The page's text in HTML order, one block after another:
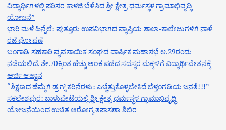
ವಿದ್ಯಾರ್ಥಿಗಳಲ್ಲಿ ಪರಿಸರ ಕಾಳಜಿ ಬೆಳೆಸಿದ ಶ್ರೀ ಕ್ಷೇತ್ರ ಧರ್ಮಸ್ಥಳ ಗ್ರಾಮಾಭಿವೃದ್ಧಿ
ಯೋಜನೆ”
ಭಾರಿ ಮಳೆ ಹಿನ್ನೆಲೆ: ಪುತ್ತೂರು ಉಪವಿಭಾಗದ ವ್ಯಾಪ್ತಿಯ ಶಾಲಾ-ಕಾಲೇಜುಗಳಿಗೆ ನಾಳೆ
ರಜೆ ಘೋಷಣೆ
ಬಂಗಾಡಿ ಸಹಕಾರಿ ವ್ಯವಸಾಯಿಕ ಸಂಘದ ವಾರ್ಷಿಕ ಮಹಾಸಭೆ ಆ.29ರಂದು
ನಡೆಯಲಿದೆ. ಶೇ.70ಕ್ಕಿಂತ ಹೆಚ್ಚು ಅಂಕ ಪಡೆದ ಸದಸ್ಯರ ಮಕ್ಕಳಿಗೆ ವಿದ್ಯಾರ್ಥಿವೇತನಕ್ಕೆ
ಅರ್ಜಿ ಆಹ್ವಾನ
“ಶಿಕ್ಷಣದ ಹೆಮ್ಮೆಗೆ ಡ್ರಗ್ಸ್ ಕರಿನೆರಳು: ಎಚ್ಚೆತ್ತುಕೊಳ್ಳಬೇಕಿದೆ ಬೆಳ್ತಂಗಡಿಯ ಜನತೆ!!!”
ಸಕಲೇಶಪುರ: ಬಾಳುಪೇಟೆಯಲ್ಲಿ ಶ್ರೀ ಕ್ಷೇತ್ರ ಧರ್ಮಸ್ಥಳ ಗ್ರಾಮಾಭಿವೃದ್ಧಿ
ಯೋಜನೆಯಿಂದ ಉಚಿತ ಆರೋಗ್ಯ ತಪಾಸಣಾ ಶಿಬಿರ